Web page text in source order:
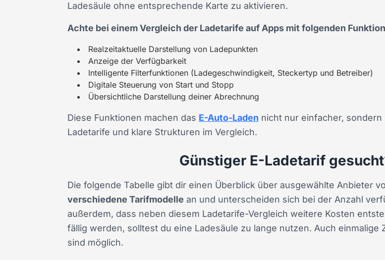
Ladesäule ohne entsprechende Karte zu aktivieren.
Achte bei einem Vergleich der Ladetarife auf Apps mit folgenden
Realzeitaktuelle Darstellung von Ladepunkten
Anzeige der Verfügbarkeit
Intelligente Filterfunktionen (Ladegeschwindigkeit, Steckertyp und Betreiber)
Digitale Steuerung von Start und Stopp
Übersichtliche Darstellung deiner Abrechnung
Diese Funktionen machen das E-Auto-Laden nicht nur einfacher,
Ladetarife und klare Strukturen im Vergleich.
Günstiger E-Ladetarif
Die folgende Tabelle gibt dir einen Überblick über ausgewählte Anbieter
verschiedene Tarifmodelle an und unterscheiden sich bei der Anzahl
außerdem, dass neben diesem Ladetarife-Vergleich weitere Kosten
fällig werden, solltest du eine Ladesäule zu lange nutzen. Auch
sind möglich.